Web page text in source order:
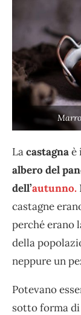
Lacastagnaè
albero del
dell’autunno.
castagne
perché erano
della
neppure un
Potevano
sotto forma di